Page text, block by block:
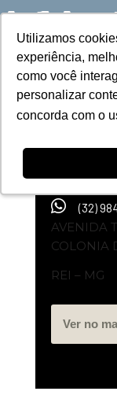
Utilizamos
experiência,
como você
personalizar
concorda com o
Utilizamos
experiência,
como você
personalizar
concorda com o
Pular
para
o
conteúdo
(32)
AVENIDA
COLONIA
REI – MG
Ver no